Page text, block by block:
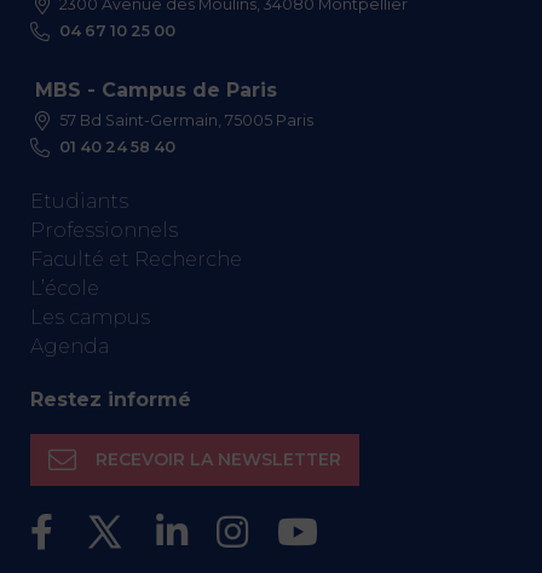
2300 Avenue des Moulins, 34080 Montpellier
04 67 10 25 00
MBS - Campus de Paris
57 Bd Saint-Germain, 75005 Paris
01 40 24 58 40
Etudiants
Professionnels
Faculté et Recherche
L’école
Les campus
Agenda
Restez informé
RECEVOIR LA NEWSLETTER